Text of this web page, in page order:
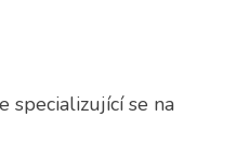
specializující se na